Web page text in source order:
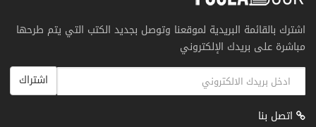
اشترك بالقائمة البريدية لموقعنا وتوصل بجديد الكتب التي يتم طرحها
مباشرة على بريدك الإلكتروني
اشتراك
اتصل بنا